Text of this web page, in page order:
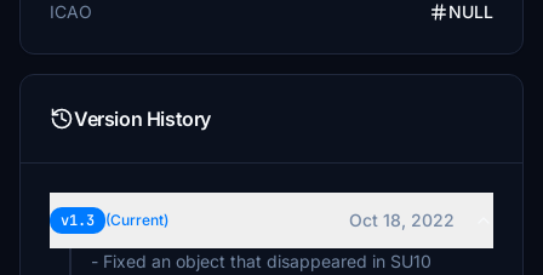
ICAO
NULL
Version History
v1.3 (Current)
Oct 18, 2022
- Fixed an object that disappeared in SU10